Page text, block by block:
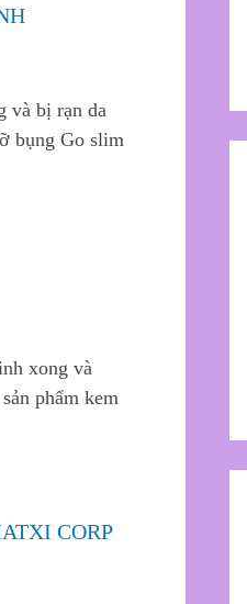
và bị rạn da
bụng Go slim
xong và
phẩm kem
CORP